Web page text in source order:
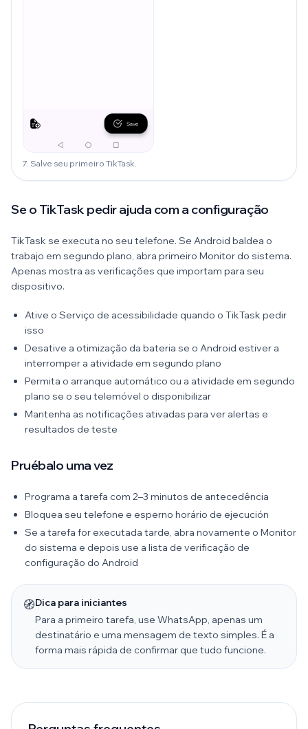
7. Salve seu primeiro TikTask.
Se o TikTask pedir ajuda com a configuração
TikTask se executa no seu telefone. Se Android baldea o
trabajo em segundo plano, abra primeiro Monitor do sistema.
Apenas mostra as verificações que importam para seu
dispositivo.
Ative o Serviço de acessibilidade quando o TikTask pedir
isso
Desative a otimização da bateria se o Android estiver a
interromper a atividade em segundo plano
Permita o arranque automático ou a atividade em segundo
plano se o seu telemóvel o disponibilizar
Mantenha as notificações ativadas para ver alertas e
resultados de teste
Pruébalo uma vez
Programa a tarefa com 2–3 minutos de antecedência
Bloquea seu telefone e esperno horário de ejecución
Se a tarefa for executada tarde, abra novamente o Monitor
do sistema e depois use a lista de verificação de
configuração do Android
🧭Dica para iniciantes
Para a primeiro tarefa, use WhatsApp, apenas um
destinatário e uma mensagem de texto simples. É a
forma mais rápida de confirmar que tudo funcione.